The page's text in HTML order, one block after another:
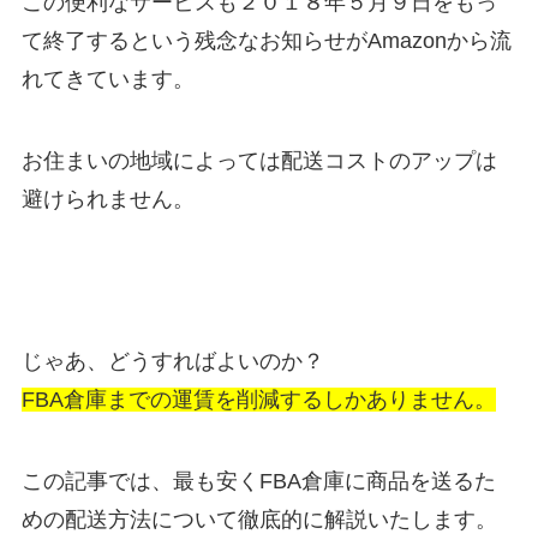
て終了するという残念なお知らせがAmazonから流
れてきています。
お住まいの地域によっては配送コストのアップは
避けられません。
じゃあ、どうすればよいのか？
FBA倉庫までの運賃を削減するしかありません。
この記事では、最も安くFBA倉庫に商品を送るた
めの配送方法について徹底的に解説いたします。